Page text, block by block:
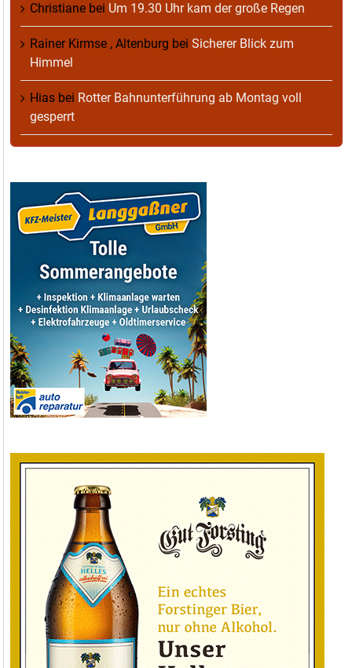
Christiane bei Um 19.30 Uhr kam der große Regen
Rainer Kirmse , Altenburg bei Sicherer Blick zum
Himmel
Hias bei Rotter Bahnunterführung ab Montag voll
gesperrt